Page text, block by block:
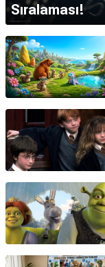
Sıralaması!